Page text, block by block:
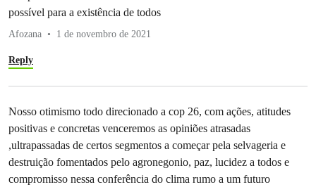
possível para a existência de todos
Afozana 1 de novembro de 2021
Reply
Nosso otimismo todo direcionado a cop 26, com ações, atitudes
positivas e concretas venceremos as opiniões atrasadas
,ultrapassadas de certos segmentos a começar pela selvageria e
destruição fomentados pelo agronegonio, paz, lucidez a todos e
compromisso nessa conferência do clima rumo a um futuro